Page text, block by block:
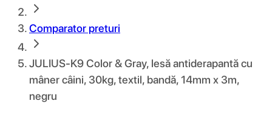
Comparator preturi
JULIUS-K9 Color & Gray, lesă antiderapantă cu
mâner câini, 30kg, textil, bandă, 14mm x 3m,
negru